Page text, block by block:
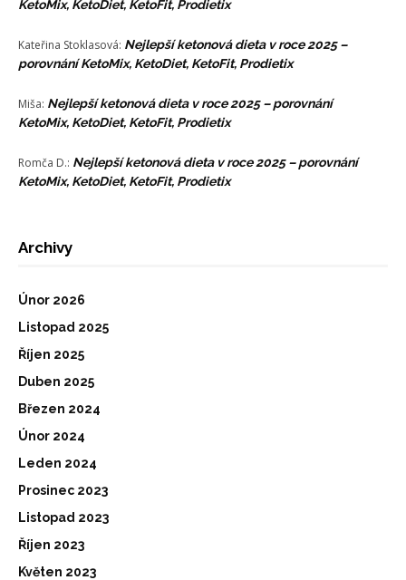
KetoMix, KetoDiet, KetoFit, Prodietix
Kateřina Stoklasová: Nejlepší ketonová dieta v roce 2025 –
porovnání KetoMix, KetoDiet, KetoFit, Prodietix
Miša: Nejlepší ketonová dieta v roce 2025 – porovnání
KetoMix, KetoDiet, KetoFit, Prodietix
Romča D.: Nejlepší ketonová dieta v roce 2025 – porovnání
KetoMix, KetoDiet, KetoFit, Prodietix
Archivy
Únor 2026
Listopad 2025
Říjen 2025
Duben 2025
Březen 2024
Únor 2024
Leden 2024
Prosinec 2023
Listopad 2023
Říjen 2023
Květen 2023